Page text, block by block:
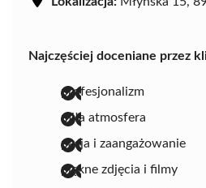
Najczęściej doceniane przez
profesjonalizm
miła atmosfera
pasja i zaangażowanie
piękne zdjęcia i filmy